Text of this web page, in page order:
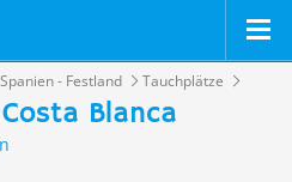
Spanien - Festland Tauchplätze
Blanca